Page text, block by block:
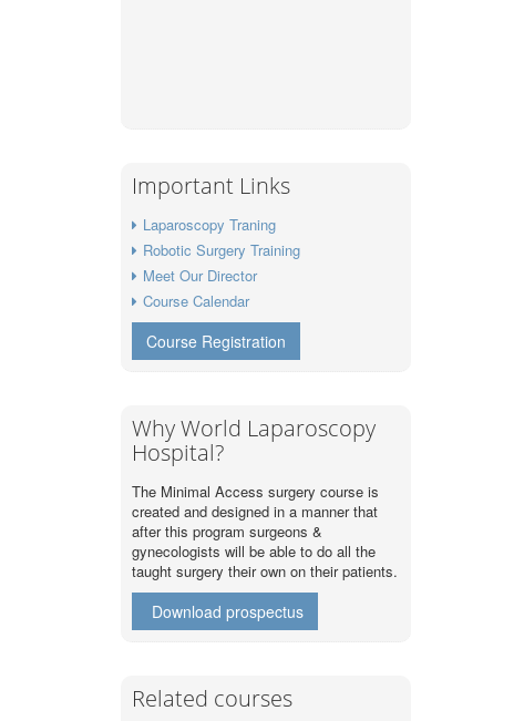
Important Links
Laparoscopy Traning
Robotic Surgery Training
Meet Our Director
Course Calendar
Course Registration
Why World Laparoscopy
Hospital?
The Minimal Access surgery course is
created and designed in a manner that
after this program surgeons &
gynecologists will be able to do all the
taught surgery their own on their patients.
Download prospectus
Related courses